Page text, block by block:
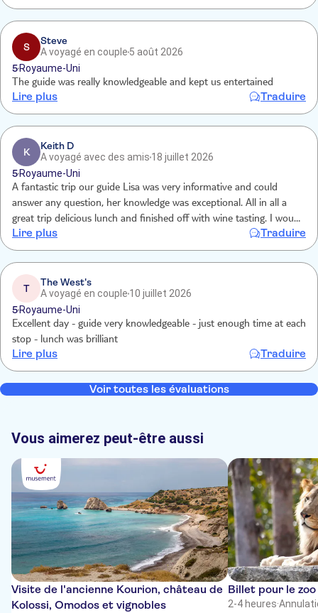
S
Steve
A voyagé en couple 5 août 2026
5 Royaume-Uni
The guide was really knowledgeable and kept us entertained
Lire plus Traduire
K
Keith D
A voyagé avec des amis 18 juillet 2026
5 Royaume-Uni
A fantastic trip our guide Lisa was very informative and could
answer any question, her knowledge was exceptional. All in all a
great trip delicious lunch and finished off with wine tasting. I would
definitely recommend this trip.
Lire plus Traduire
T
The West's
A voyagé en couple 10 juillet 2026
5 Royaume-Uni
Excellent day - guide very knowledgeable - just enough time at each
stop - lunch was brilliant
Lire plus Traduire
Voir toutes les évaluations
Vous aimerez peut-être aussi
Visite de l'ancienne Kourion, château de
Kolossi, Omodos et vignobles
Billet pour le
2-4 heures·